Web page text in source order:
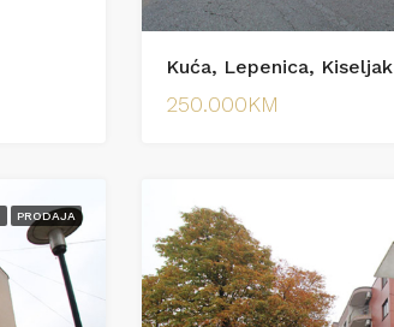
Kuća, Lepenica, Kiseljak
250.000KM
PRODAJA